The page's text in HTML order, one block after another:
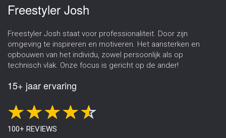
Freestyler Josh
Freestyler Josh staat voor professionaliteit. Door zijn
omgeving te inspireren en motiveren. Het aansterken en
opbouwen van het individu, zowel persoonlijk als op
technisch vlak. Onze focus is gericht op de ander!
15+ jaar ervaring
100+ REVIEWS